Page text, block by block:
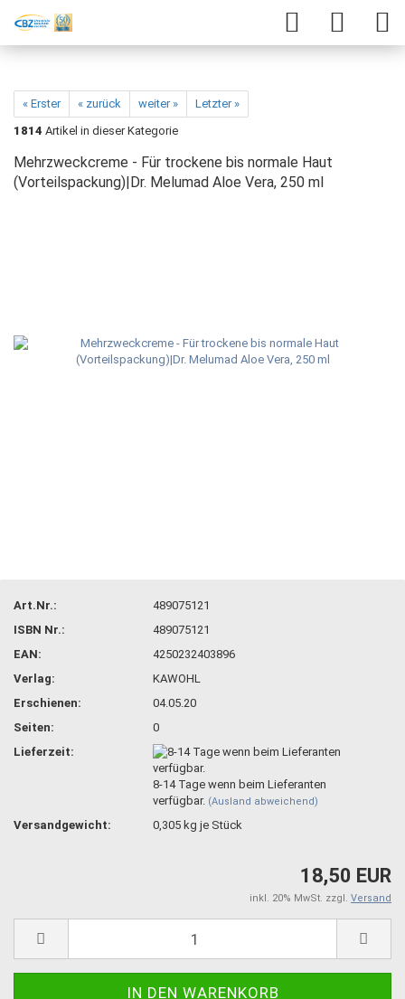
« Erster « zurück weiter »
Letzter »
1814 Artikel in dieser Kategorie
Mehrzweckcreme - Für trockene bis normale Haut
(Vorteilspackung)|Dr. Melumad Aloe Vera, 250 ml
Art.Nr.:
489075121
ISBN Nr.:
489075121
EAN:
4250232403896
Verlag:
KAWOHL
Erschienen:
04.05.20
Seiten:
0
Lieferzeit:
8-14 Tage wenn beim Lieferanten
verfügbar. (Ausland abweichend)
Versandgewicht: 0,305 kg je Stück
18,50 EUR
inkl. 20% MwSt. zzgl. Versand